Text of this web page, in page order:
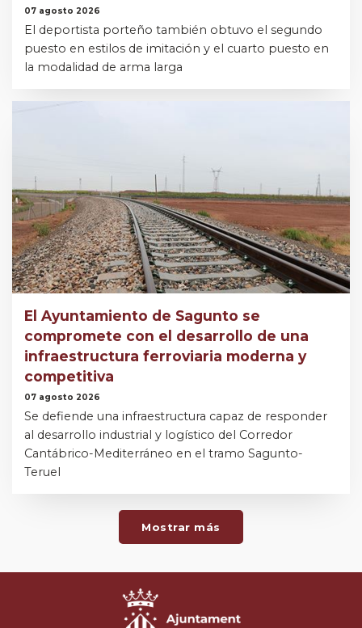
07 agosto 2026
El deportista porteño también obtuvo el segundo
puesto en estilos de imitación y el cuarto puesto en
la modalidad de arma larga
El Ayuntamiento de Sagunto se
compromete con el desarrollo de una
infraestructura ferroviaria moderna y
competitiva
07 agosto 2026
Se defiende una infraestructura capaz de responder
al desarrollo industrial y logístico del Corredor
Cantábrico-Mediterráneo en el tramo Sagunto-
Teruel
Mostrar más